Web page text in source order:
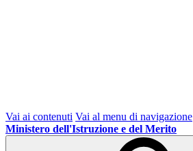
Vai ai contenuti Vai al menu di navigazione
Ministero dell'Istruzione e del Merito